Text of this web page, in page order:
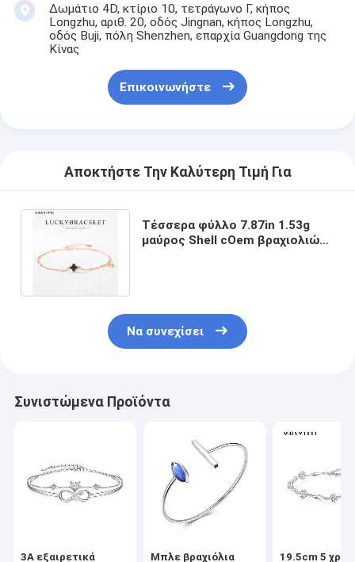
Δωμάτιο 4D, κτίριο 10, τετράγωνο Γ, κήπος
Longzhu, αριθ. 20, οδός Jingnan, κήπος Longzhu,
οδός Buji, πόλη Shenzhen, επαρχία Guangdong της
Κίνας
Επικοινωνήστε
Αποκτήστε Την Καλύτερη Τιμή Για
Τέσσερα φύλλο 7.87in 1.53g
μαύρος Shell cOem βραχιολιών
Να συνεχίσει
Συνιστώμενα Προϊόντα
3A εξαιρετικά Μπλε βραχιόλια 19.5cm 5